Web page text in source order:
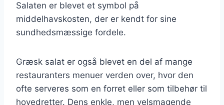
Salaten er blevet et symbol på
middelhavskosten, der er kendt for sine
sundhedsmæssige fordele.
Græsk salat er også blevet en del af mange
restauranters menuer verden over, hvor den
ofte serveres som en forret eller som tilbehør til
hovedretter. Dens enkle, men velsmagende